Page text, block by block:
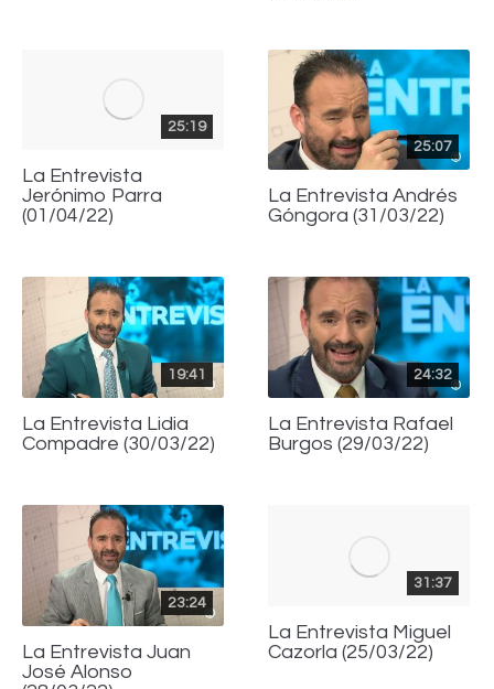
25:19
La Entrevista
Jerónimo Parra
(01/04/22)
25:07
La Entrevista Andrés
Góngora (31/03/22)
19:41
La Entrevista Lidia
Compadre (30/03/22)
24:32
La Entrevista Rafael
Burgos (29/03/22)
23:24
La Entrevista Juan
José Alonso
31:37
La Entrevista Miguel
Cazorla (25/03/22)